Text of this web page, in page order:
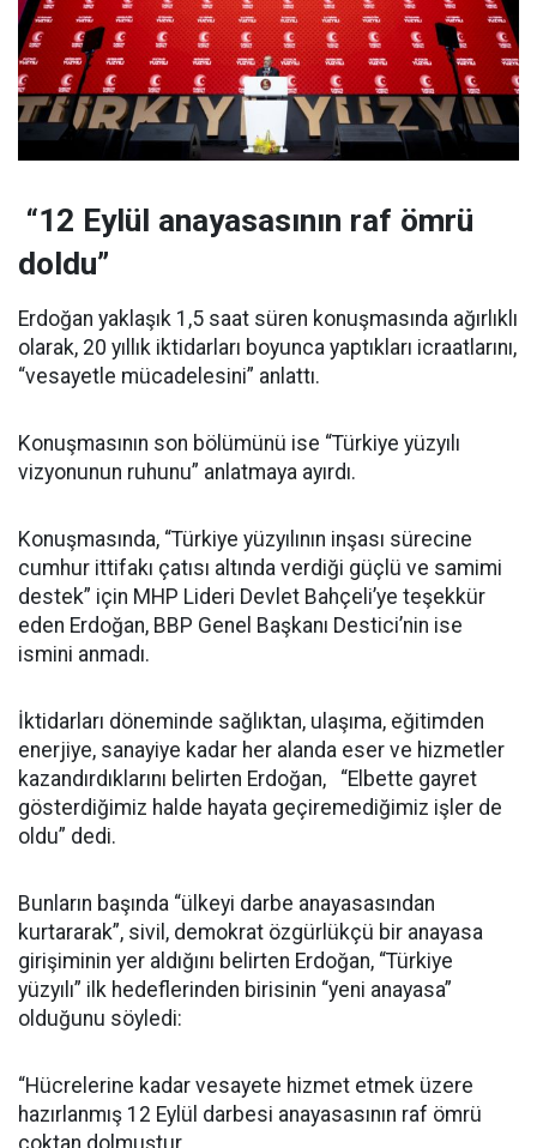
“12 Eylül anayasasının raf ömrü
doldu”
Erdoğan yaklaşık 1,5 saat süren konuşmasında ağırlıklı
olarak, 20 yıllık iktidarları boyunca yaptıkları icraatlarını,
“vesayetle mücadelesini” anlattı.
Konuşmasının son bölümünü ise “Türkiye yüzyılı
vizyonunun ruhunu” anlatmaya ayırdı.
Konuşmasında, “Türkiye yüzyılının inşası sürecine
cumhur ittifakı çatısı altında verdiği güçlü ve samimi
destek” için MHP Lideri Devlet Bahçeli’ye teşekkür
eden Erdoğan, BBP Genel Başkanı Destici’nin ise
ismini anmadı.
İktidarları döneminde sağlıktan, ulaşıma, eğitimden
enerjiye, sanayiye kadar her alanda eser ve hizmetler
kazandırdıklarını belirten Erdoğan, “Elbette gayret
gösterdiğimiz halde hayata geçiremediğimiz işler de
oldu” dedi.
Bunların başında “ülkeyi darbe anayasasından
kurtararak”, sivil, demokrat özgürlükçü bir anayasa
girişiminin yer aldığını belirten Erdoğan, “Türkiye
yüzyılı” ilk hedeflerinden birisinin “yeni anayasa”
olduğunu söyledi:
“Hücrelerine kadar vesayete hizmet etmek üzere
hazırlanmış 12 Eylül darbesi anayasasının raf ömrü
çoktan dolmuştur.